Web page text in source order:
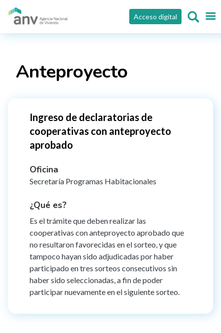
Pasar al contenido principal
Acceso digital
Anteproyecto
Ingreso de declaratorias de
cooperativas con anteproyecto
aprobado
Oficina
Secretaría Programas Habitacionales
¿Qué es?
Es el trámite que deben realizar las
cooperativas con anteproyecto aprobado que
no resultaron favorecidas en el sorteo, y que
tampoco hayan sido adjudicadas por haber
participado en tres sorteos consecutivos sin
haber sido seleccionadas, a fin de poder
participar nuevamente en el siguiente sorteo.